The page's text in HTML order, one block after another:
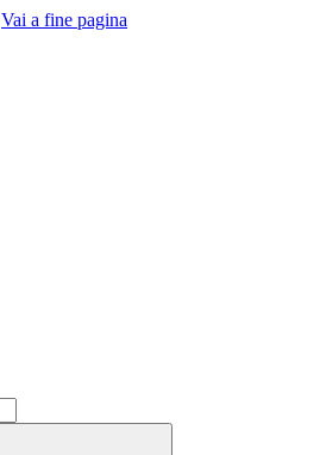
Vai a fine pagina